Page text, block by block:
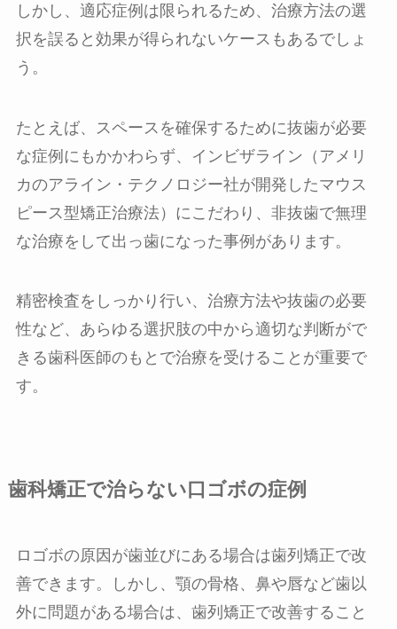
しかし、適応症例は限られるため、治療方法の選
択を誤ると効果が得られないケースもあるでしょ
う。
たとえば、スペースを確保するために抜歯が必要
な症例にもかかわらず、インビザライン（アメリ
カのアライン・テクノロジー社が開発したマウス
ピース型矯正治療法）にこだわり、非抜歯で無理
な治療をして出っ歯になった事例があります。
精密検査をしっかり行い、治療方法や抜歯の必要
性など、あらゆる選択肢の中から適切な判断がで
きる歯科医師のもとで治療を受けることが重要で
す。
歯科矯正で治らない口ゴボの症例
ロゴボの原因が歯並びにある場合は歯列矯正で改
善できます。しかし、顎の骨格、鼻や唇など歯以
外に問題がある場合は、歯列矯正で改善すること